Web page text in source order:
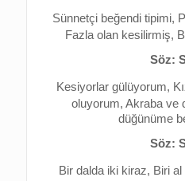
Sünnetçi beğendi tipimi,
Fazla olan kesilirmiş,
Söz:
Kesiyorlar gülüyorum,
oluyorum, Akraba ve
düğünüme
Söz:
Bir dalda iki kiraz, Biri